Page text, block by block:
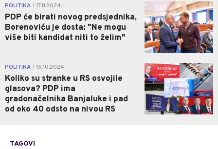
POLITIKA 17.11.2024.
PDP će birati novog predsjednika,
Borenoviću je dosta: "Ne mogu
više biti kandidat niti to želim"
2
POLITIKA 15.10.2024.
Koliko su stranke u RS osvojile
glasova? PDP ima
gradonačelnika Banjaluke i pad
od oko 40 odsto na nivou RS
2
TAGOVI